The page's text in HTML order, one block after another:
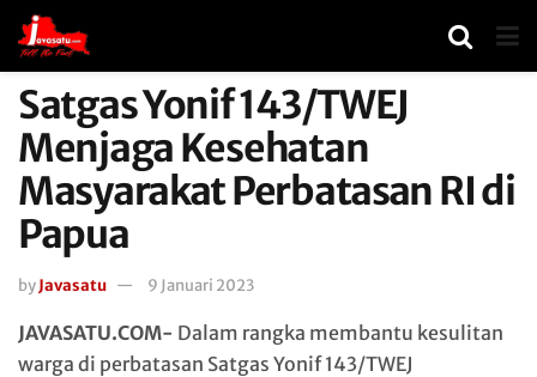
Satgas Yonif 143/TWEJ
Menjaga Kesehatan
Masyarakat Perbatasan RI di
Papua
byJavasatu 9 Januari 2023
JAVASATU.COM- Dalam rangka membantu kesulitan
warga di perbatasan Satgas Yonif 143/TWEJ